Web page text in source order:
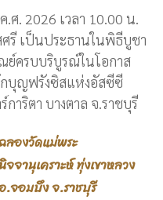
2026 เวลา 10.00 น.
รี เป็นประธานในพิธีบูชา
ครบบริบูรณ์ในโอกาส
บุญฟรังซิสแห่งอัสซีซี
าริตา บางตาล จ.ราชบุรี
ลองวัดแม่พระ
จจานุเคราะห์ ทุ่งเขาหลวง
.จอมบึง จ.ราชบุรี